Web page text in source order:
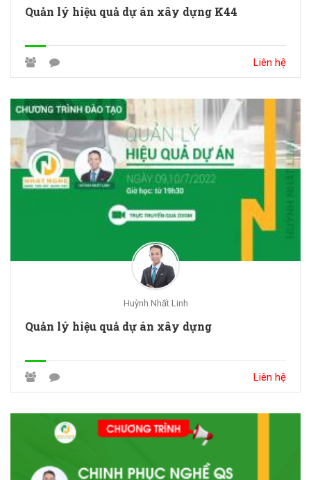
Quản lý hiệu quả dự án xây dựng K44
Liên hệ
Huỳnh Nhất Linh
Quản lý hiệu quả dự án xây dựng
Liên hệ